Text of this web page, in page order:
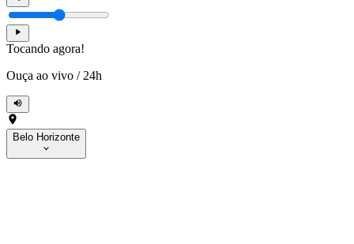
Tocando agora!
Ouça ao vivo / 24h
Belo Horizonte